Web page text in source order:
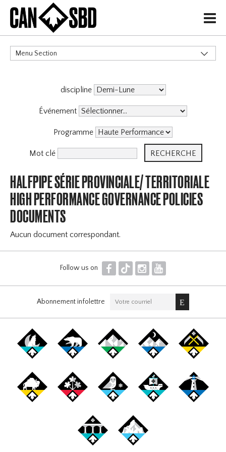
H
Menu Section
discipline
Événement
Programme
Mot clé
HALFPIPE SÉRIE PROVINCIALE/ TERRITORIALE
HIGH PERFORMANCE GOVERNANCE POLICIES
DOCUMENTS
Aucun document correspondant.
Follow us on F T I Y
Abonnement infolettre